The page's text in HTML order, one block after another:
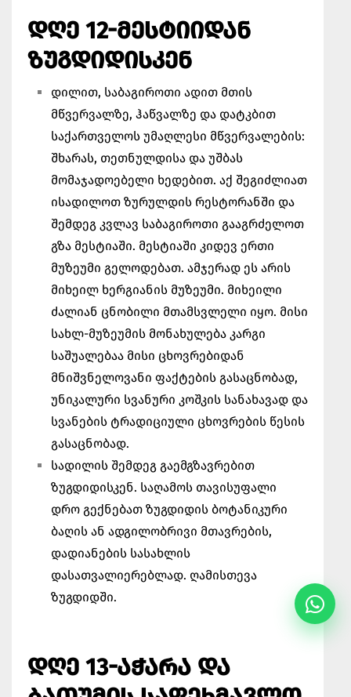
ᲓᲦᲔ 12-ᲛᲔᲡᲢᲘᲘᲓᲐᲜ
ᲖᲣᲒᲓᲘᲓᲘᲡᲙᲔᲜ
დილით, საბაგიროთი ადით მთის
მწვერვალზე, ჰაწვალზე და დატკბით
საქართველოს უმაღლესი მწვერვალების:
შხარას, თეთნულდისა და უშბას
მომაჯადოებელი ხედებით. აქ შეგიძლიათ
ისადილოთ ზურულდის რესტორანში და
შემდეგ კვლავ საბაგიროთი გააგრძელოთ
გზა მესტიაში. მესტიაში კიდევ ერთი
მუზეუმი გელოდებათ. ამჯერად ეს არის
მიხეილ ხერგიანის მუზეუმი. მიხეილი
ძალიან ცნობილი მთამსვლელი იყო. მისი
სახლ-მუზეუმის მონახულება კარგი
საშუალებაა მისი ცხოვრებიდან
მნიშვნელოვანი ფაქტების გასაცნობად,
უნიკალური სვანური კოშკის სანახავად და
სვანების ტრადიციული ცხოვრების წესის
გასაცნობად.
სადილის შემდეგ გაემგზავრებით
ზუგდიდისკენ. საღამოს თავისუფალი
დრო გექნებათ ზუგდიდის ბოტანიკური
ბაღის ან ადგილობრივი მთავრების,
დადიანების სასახლის
დასათვალიერებლად. ღამისთევა
ზუგდიდში.
ᲓᲦᲔ 13-ᲐᲭᲐᲠᲐ ᲓᲐ